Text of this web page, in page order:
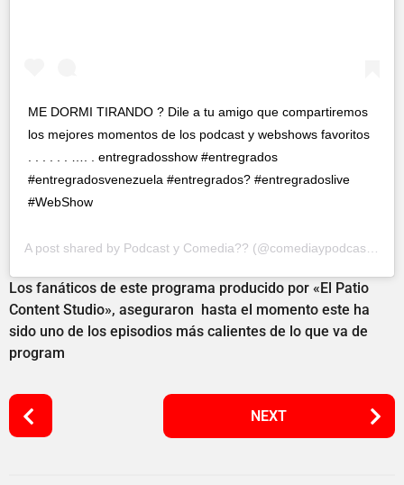
ME DORMI TIRANDO ? Dile a tu amigo que compartiremos
los mejores momentos de los podcast y webshows favoritos
. . . . . . …. . entregradosshow #entregrados
#entregradosvenezuela #entregrados? #entregradoslive
#WebShow
A post shared by Podcast y Comedia?️? (@comediaypodcast) on
Los fanáticos de este programa producido por «El Patio
Content Studio», aseguraron hasta el momento este ha
sido uno de los episodios más calientes de lo que va de
program
P
o
NEXT